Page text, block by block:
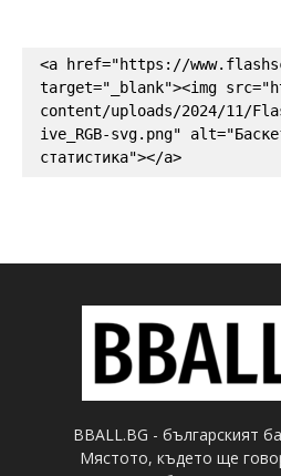
<a href="https://
target="_blank"><img
content/uploads/2024/11/
ive_RGB-svg.png"
статистика"></a>
BBALL.BG - българският
Мястото, където ще